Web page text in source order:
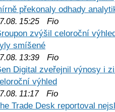
překonaly odhady
15:25 Fio
zvýšil celoroční
smíšené
13:39 Fio
Digital zveřejnil výnosy i
výhled
11:17Fio
Trade Desk reportoval